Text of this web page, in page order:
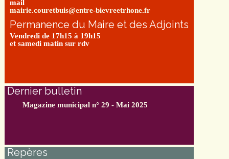
mail
mairie.couretbuis@entre-bievreetrhone.fr
Permanence du Maire et des Adjoints
Vendredi de 17h15 à 19h15
et samedi matin sur rdv
Dernier bulletin
Magazine municipal n° 29 - Mai 2025
Repères